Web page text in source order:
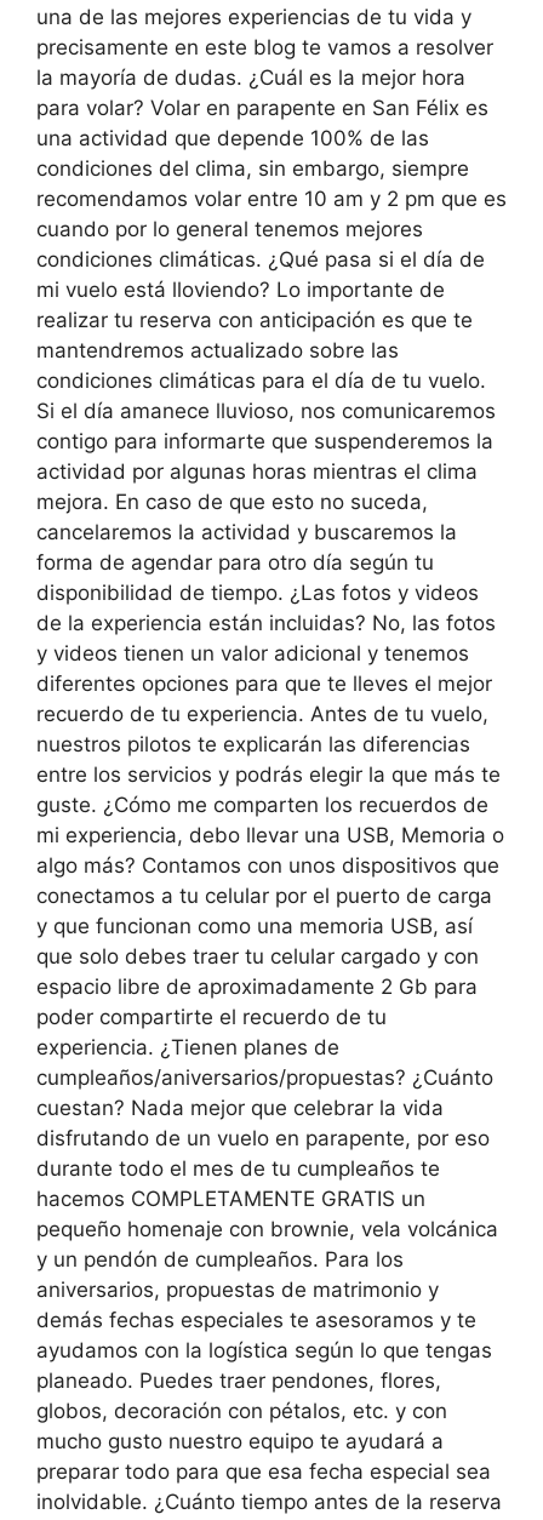
una de las mejores experiencias de tu vida y
precisamente en este blog te vamos a resolver
la mayoría de dudas. ¿Cuál es la mejor hora
para volar? Volar en parapente en San Félix es
una actividad que depende 100% de las
condiciones del clima, sin embargo, siempre
recomendamos volar entre 10 am y 2 pm que es
cuando por lo general tenemos mejores
condiciones climáticas. ¿Qué pasa si el día de
mi vuelo está lloviendo? Lo importante de
realizar tu reserva con anticipación es que te
mantendremos actualizado sobre las
condiciones climáticas para el día de tu vuelo.
Si el día amanece lluvioso, nos comunicaremos
contigo para informarte que suspenderemos la
actividad por algunas horas mientras el clima
mejora. En caso de que esto no suceda,
cancelaremos la actividad y buscaremos la
forma de agendar para otro día según tu
disponibilidad de tiempo. ¿Las fotos y videos
de la experiencia están incluidas? No, las fotos
y videos tienen un valor adicional y tenemos
diferentes opciones para que te lleves el mejor
recuerdo de tu experiencia. Antes de tu vuelo,
nuestros pilotos te explicarán las diferencias
entre los servicios y podrás elegir la que más te
guste. ¿Cómo me comparten los recuerdos de
mi experiencia, debo llevar una USB, Memoria o
algo más? Contamos con unos dispositivos que
conectamos a tu celular por el puerto de carga
y que funcionan como una memoria USB, así
que solo debes traer tu celular cargado y con
espacio libre de aproximadamente 2 Gb para
poder compartirte el recuerdo de tu
experiencia. ¿Tienen planes de
cumpleaños/aniversarios/propuestas? ¿Cuánto
cuestan? Nada mejor que celebrar la vida
disfrutando de un vuelo en parapente, por eso
durante todo el mes de tu cumpleaños te
hacemos COMPLETAMENTE GRATIS un
pequeño homenaje con brownie, vela volcánica
y un pendón de cumpleaños. Para los
aniversarios, propuestas de matrimonio y
demás fechas especiales te asesoramos y te
ayudamos con la logística según lo que tengas
planeado. Puedes traer pendones, flores,
globos, decoración con pétalos, etc. y con
mucho gusto nuestro equipo te ayudará a
preparar todo para que esa fecha especial sea
inolvidable. ¿Cuánto tiempo antes de la reserva